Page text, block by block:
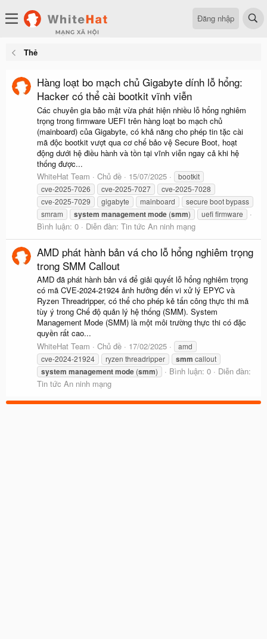
Đăng nhập
Thẻ
Hàng loạt bo mạch chủ Gigabyte dính lỗ hổng:
Hacker có thể cài bootkit vĩnh viễn
Các chuyên gia bảo mật vừa phát hiện nhiều lỗ hổng nghiêm
trọng trong firmware UEFI trên hàng loạt bo mạch chủ
(mainboard) của Gigabyte, có khả năng cho phép tin tặc cài
mã độc bootkit vượt qua cơ chế bảo vệ Secure Boot, hoạt
động dưới hệ điều hành và tồn tại vĩnh viễn ngay cả khi hệ
thống được...
WhiteHat Team
Chủ đề 15/07/2025
bootkit
cve-2025-7026
cve-2025-7027
cve-2025-7028
cve-2025-7029
gigabyte mainboard
secure boot bypass
smram
system managementmode (smm) uefi firmware
Bình luận: 0 Diễn đàn: Tin tức An ninh mạng
AMD phát hành bản vá cho lỗ hổng nghiêm trọng
trong SMM Callout
AMD đã phát hành bản vá để giải quyết lỗ hổng nghiêm trọng
có mã CVE-2024-21924 ảnh hưởng đến vi xử lý EPYC và
Ryzen Threadripper, có thể cho phép kẻ tấn công thực thi mã
tùy ý trong Chế độ quản lý hệ thống (SMM). System
Management Mode (SMM) là một môi trường thực thi có đặc
quyền rất cao...
WhiteHat Team
Chủ đề 17/02/2025
amd
cve-2024-21924
ryzen threadripper smm callout
system managementmode (smm) Bình luận: 0
Diễn đàn:
Tin tức An ninh mạng